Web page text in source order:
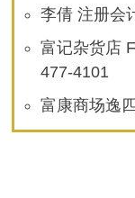
李倩 注册会
富记杂货店
477-4101
富康商场逸